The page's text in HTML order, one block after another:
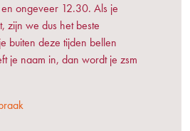
ongeveer 12.30. Als je
zijn we dus het beste
buiten deze tijden bellen
je naam in, dan wordt je zsm